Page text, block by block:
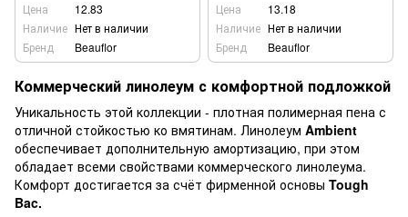
Цена
12.83
Наличие Нет в наличии
Бренд
Beauflor
Цена
13.18
Наличие Нет в наличии
Бренд
Beauflor
Коммерческий линолеум с комфортной подложкой
Уникальность этой коллекции - плотная полимерная пена с
отличной стойкостью ко вмятинам. Линолеум Ambient
обеспечивает дополнительную амортизацию, при этом
обладает всеми свойствами коммерческого линолеума.
Комфорт достигается за счёт фирменной основы Tough
Bac.